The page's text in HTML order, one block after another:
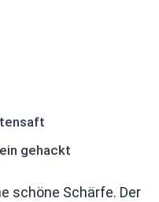
gehackt
schöne Schärfe. Der